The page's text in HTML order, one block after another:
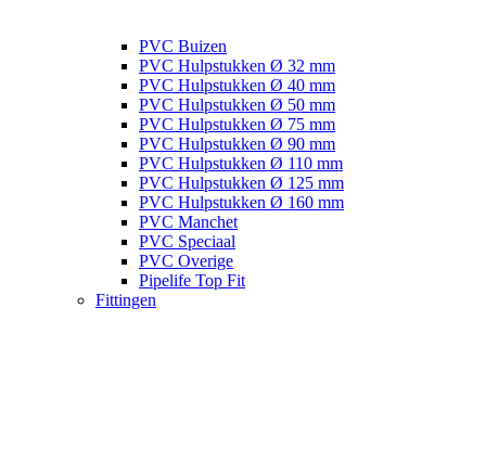
PVC Buizen
PVC Hulpstukken Ø 32 mm
PVC Hulpstukken Ø 40 mm
PVC Hulpstukken Ø 50 mm
PVC Hulpstukken Ø 75 mm
PVC Hulpstukken Ø 90 mm
PVC Hulpstukken Ø 110 mm
PVC Hulpstukken Ø 125 mm
PVC Hulpstukken Ø 160 mm
PVC Manchet
PVC Speciaal
PVC Overige
Pipelife Top Fit
Fittingen